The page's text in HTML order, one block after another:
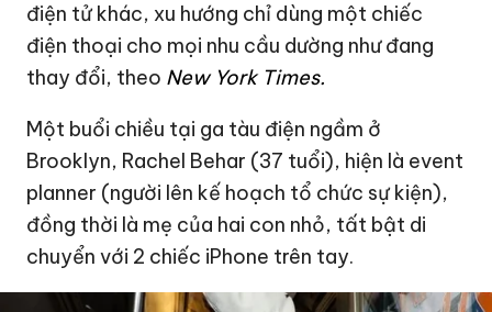
điện tử khác, xu hướng chỉ dùng một chiếc
điện thoại cho mọi nhu cầu dường như đang
thay đổi, theo New York Times.
Một buổi chiều tại ga tàu điện ngầm ở
Brooklyn, Rachel Behar (37 tuổi), hiện là event
planner (người lên kế hoạch tổ chức sự kiện),
đồng thời là mẹ của hai con nhỏ, tất bật di
chuyển với 2 chiếc iPhone trên tay.